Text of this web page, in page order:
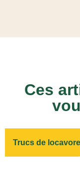
Ces
Trucs de locavore